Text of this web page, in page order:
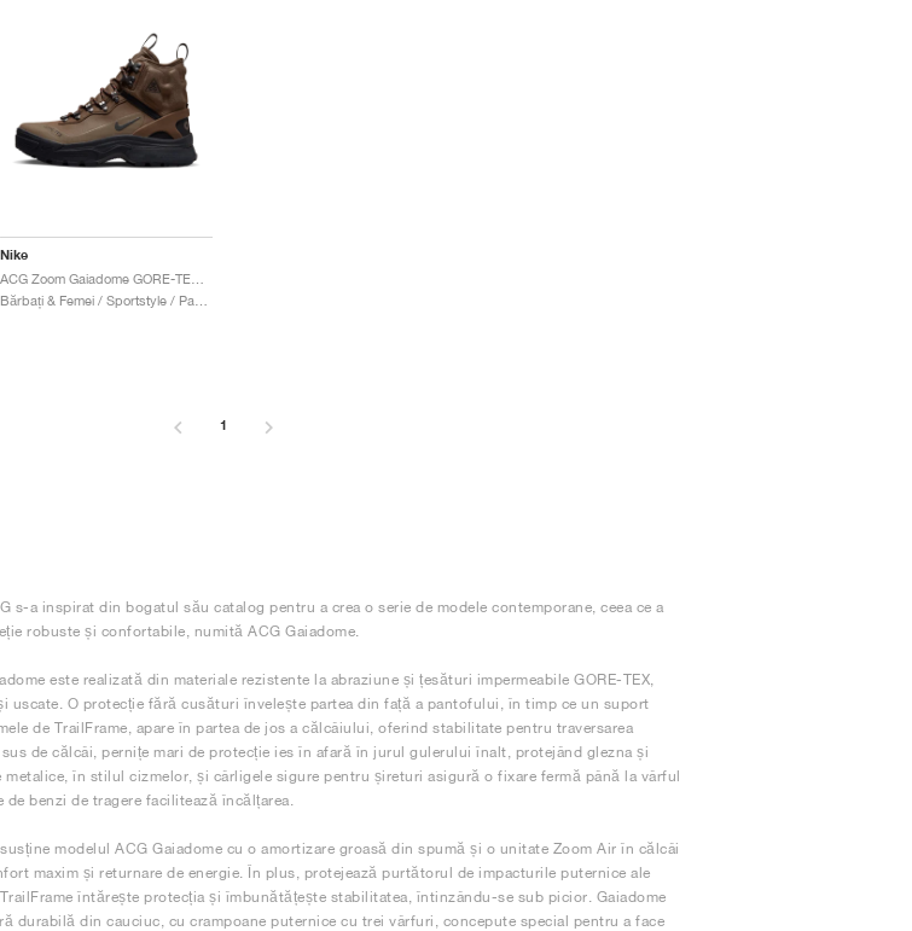
Nike
ACG Zoom Gaiadome GORE-TEX "Trails End Brown"
1
s-a inspirat din bogatul său catalog pentru a crea o serie de modele contemporane, ceea ce a
robuste și confortabile, numită ACG Gaiadome.
este realizată din materiale rezistente la abraziune și țesături impermeabile GORE-TEX,
uscate. O protecție fără cusături învelește partea din față a pantofului, în timp ce un suport
de TrailFrame, apare în partea de jos a călcâiului, oferind stabilitate pentru traversarea
de călcâi, pernițe mari de protecție ies în afară în jurul gulerului înalt, protejând glezna și
în stilul cizmelor, și cârligele sigure pentru șireturi asigură o fixare fermă până la vârful
benzi de tragere facilitează încălțarea.
modelul ACG Gaiadome cu o amortizare groasă din spumă și o unitate Zoom Air în călcâi
maxim și returnare de energie. În plus, protejează purtătorul de impacturile puternice ale
întărește protecția și îmbunătățește stabilitatea, întinzându-se sub picior. Gaiadome
durabilă din cauciuc, cu crampoane puternice cu trei vârfuri, concepute special pentru a face